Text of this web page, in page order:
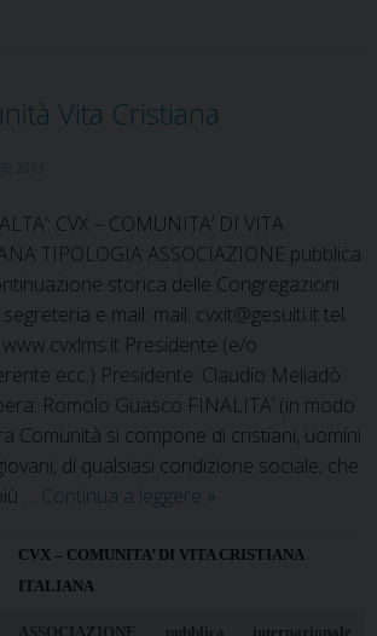
Crociata
Generale
CEI)
Vita Cristiana
2013
CVX – COMUNITA’ DI VITA
TIPOLOGIA ASSOCIAZIONE pubblica
storica delle Congregazioni
e mail: mail: cvxit@gesuiti.it tel.
Presidente (e/o
ecc.) Presidente: Claudio Meliadò
Romolo Guasco FINALITA’ (in modo
Comunità si compone di cristiani, uomini
di qualsiasi condizione sociale, che
… Continua a leggere CVX
Comunità
»
CVX – COMUNITA’ DI VITA CRISTIANA
ITALIANA
ASSOCIAZIONE pubblica internazionale